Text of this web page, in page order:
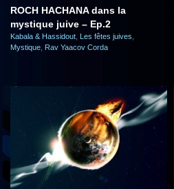
ROCH HACHANA dans la
mystique juive – Ep.2
Kabala & Hassidout Les fêtes juives
Mystique Rav Yaacov Corda